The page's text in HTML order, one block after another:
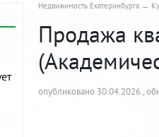
Недвижимость Екатеринбурга
Продажа
опубликовано 30.04.2026 ,